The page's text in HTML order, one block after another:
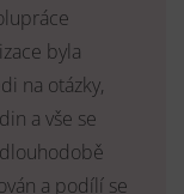
byla
na otázky,
a vše se
a podílí se